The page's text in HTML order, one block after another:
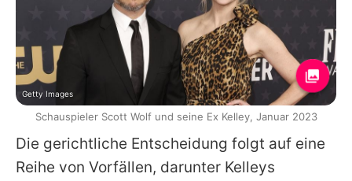
Die gerichtliche Entscheidung folgt auf eine
Reihe von Vorfällen, darunter Kelleys
Getty Images
Schauspieler Scott Wolf und seine Ex Kelley, Januar 2023